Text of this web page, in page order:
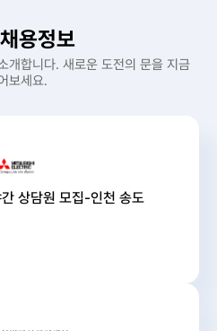
용정보
개합니다. 새로운 도전의 문을 지금
보세요.
상담원 모집-인천 송도